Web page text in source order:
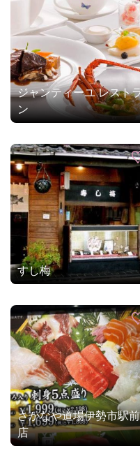
ジャンティーユ レスト
ン
すし梅
さかなや道場伊勢市駅前
店